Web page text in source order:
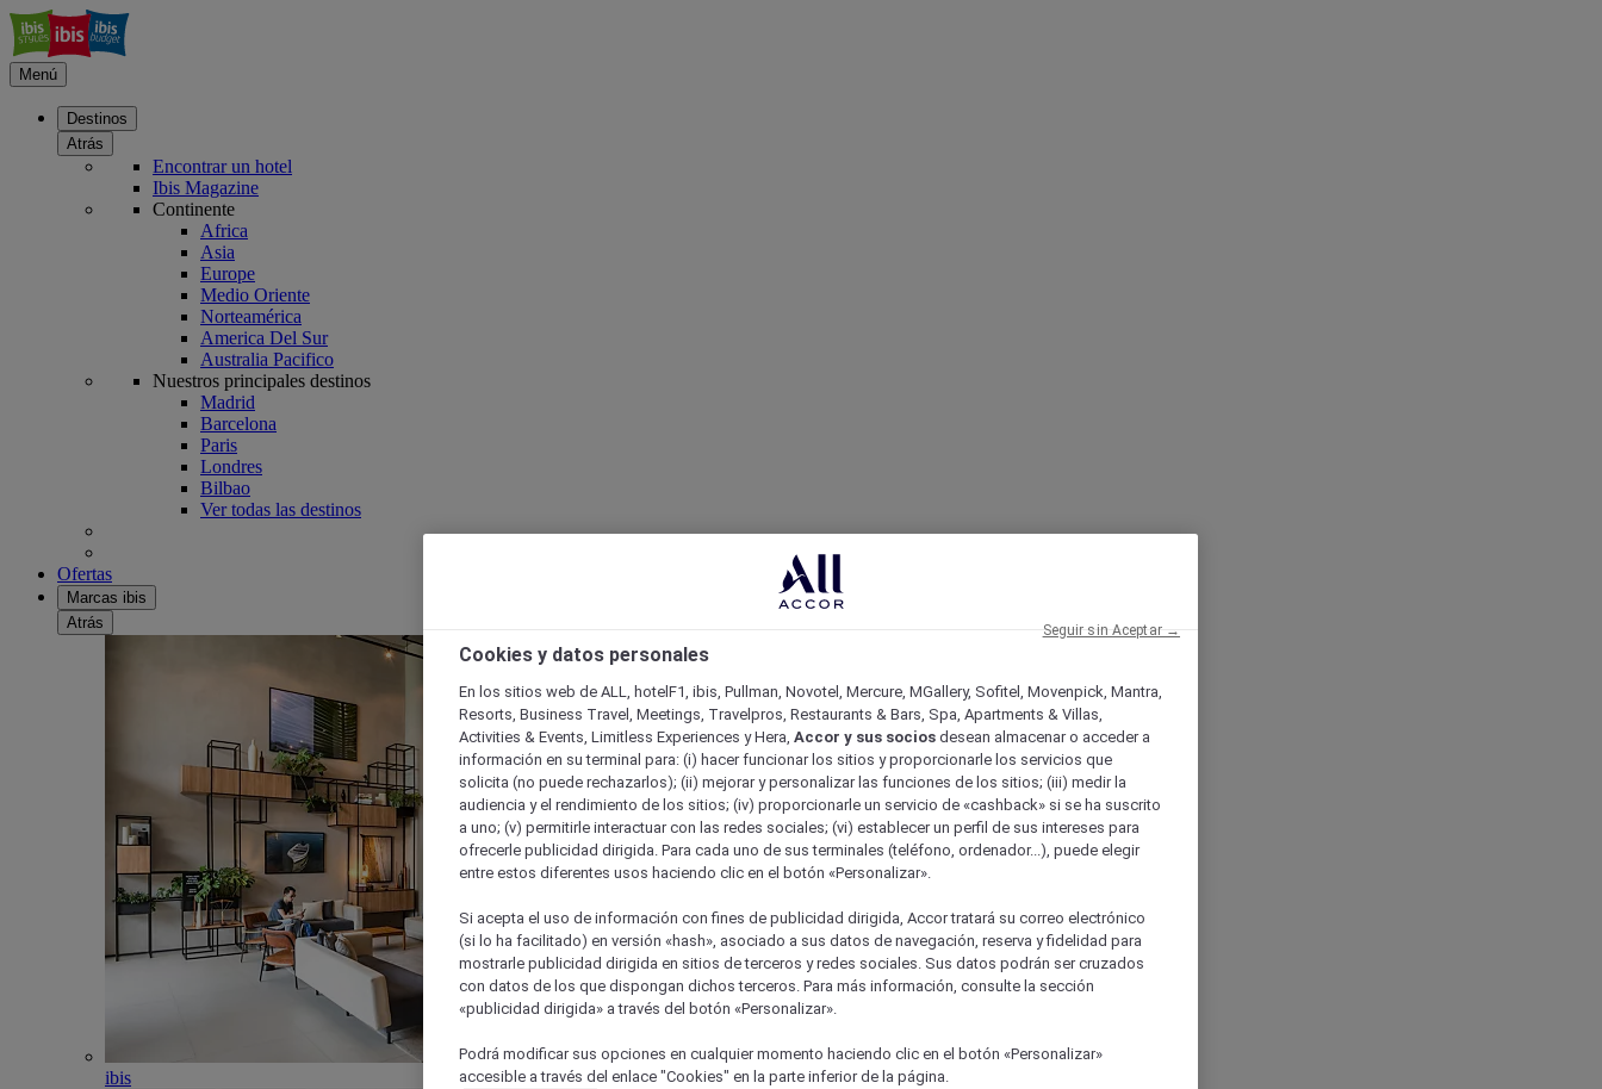
Menú
Destinos
Atrás
Encontrar un hotel
Ibis Magazine
Continente
Africa
Asia
Europe
Medio Oriente
Norteamérica
America Del Sur
Australia Pacifico
Nuestros principales destinos
Madrid
Barcelona
Paris
Londres
Bilbao
Ver todas las destinos
Ofertas
Marcas ibis
Atrás
ibis
Cookies y datos personales
En los sitios web de ALL, hotelF1, ibis, Pullman, Novotel, Mercure, MGallery, Sofitel, Movenpick, Mantra,
Resorts, Business Travel, Meetings, Travelpros, Restaurants & Bars, Spa, Apartments & Villas,
Activities & Events, Limitless Experiences y Hera, Accor y sus socios desean almacenar o acceder a
información en su terminal para: (i) hacer funcionar los sitios y proporcionarle los servicios que
solicita (no puede rechazarlos); (ii) mejorar y personalizar las funciones de los sitios; (iii) medir la
audiencia y el rendimiento de los sitios; (iv) proporcionarle un servicio de «cashback» si se ha suscrito
a uno; (v) permitirle interactuar con las redes sociales; (vi) establecer un perfil de sus intereses para
ofrecerle publicidad dirigida. Para cada uno de sus terminales (teléfono, ordenador...), puede elegir
entre estos diferentes usos haciendo clic en el botón «Personalizar».
Si acepta el uso de información con fines de publicidad dirigida, Accor tratará su correo electrónico
(si lo ha facilitado) en versión «hash», asociado a sus datos de navegación, reserva y fidelidad para
mostrarle publicidad dirigida en sitios de terceros y redes sociales. Sus datos podrán ser cruzados
con datos de los que dispongan dichos terceros. Para más información, consulte la sección
«publicidad dirigida» a través del botón «Personalizar».
Podrá modificar sus opciones en cualquier momento haciendo clic en el botón «Personalizar»
accesible a través del enlace "Cookies" en la parte inferior de la página.
Seguir sin Aceptar →